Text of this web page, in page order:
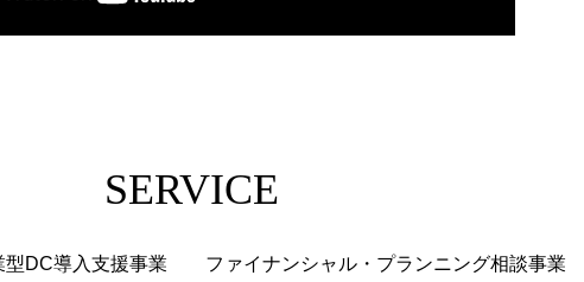
SERVICE
DC導入支援事業 ファイナンシャル・プランニング相談事